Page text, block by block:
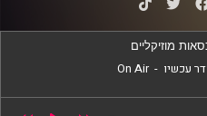
מוזיקליים
עכשיו -
On Air